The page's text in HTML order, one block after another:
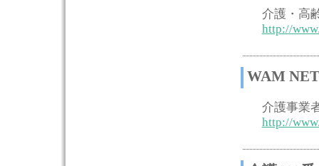
介護・高
http://
WAM NET
介護事業
http://